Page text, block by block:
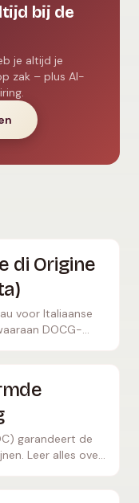
bij de
je altijd je
zak – plus AI-
di Origine
voor Italiaanse
DOCG-
garandeert de
Leer alles over